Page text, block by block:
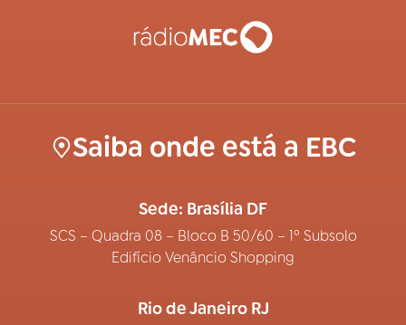
Saiba onde está a EBC
Sede: Brasília DF
SCS – Quadra 08 – Bloco B 50/60 – 1º Subsolo
Edifício Venâncio Shopping
Rio de Janeiro RJ